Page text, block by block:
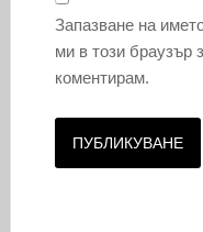
Запазване на
ми в този браузър
коментирам.